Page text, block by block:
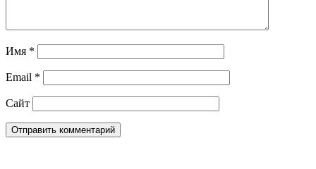
Имя *
Email *
Сайт